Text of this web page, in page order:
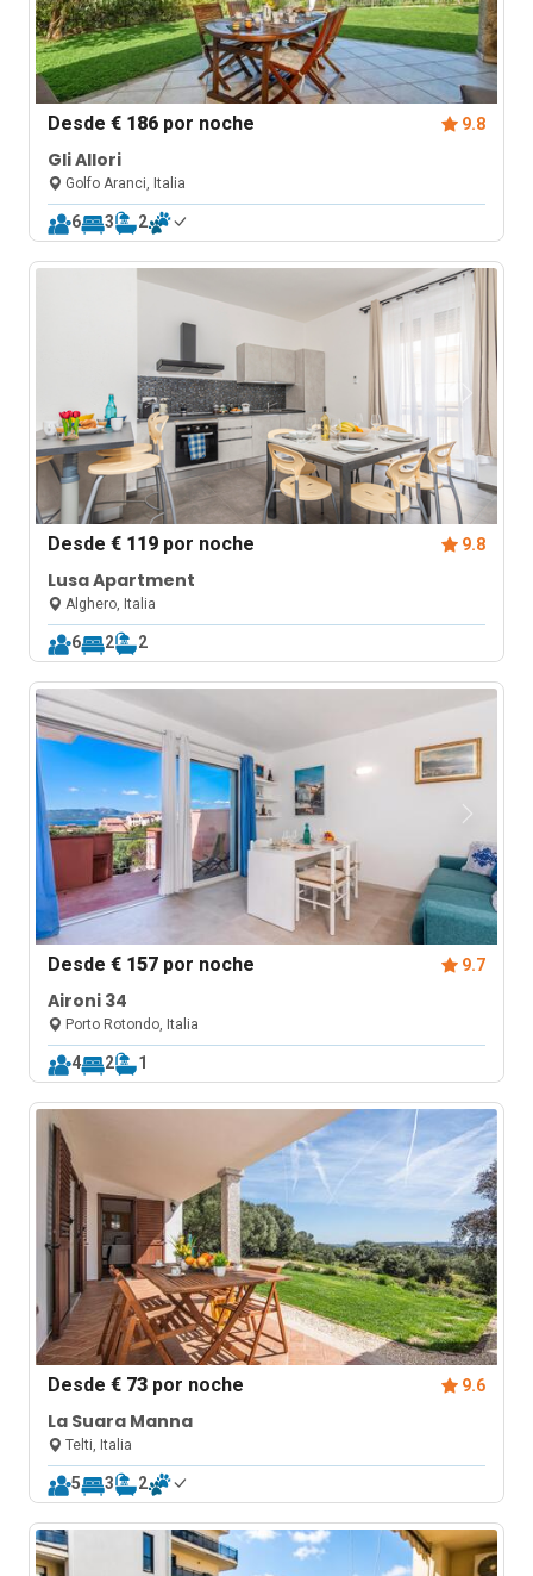
Desde€ 186 por noche 9.8
Gli Allori
Golfo Aranci, Italia
6 3 2
Desde€ 119 por noche 9.8
Lusa Apartment
Alghero, Italia
6 2 2
Desde€ 157 por noche 9.7
Aironi 34
Porto Rotondo, Italia
4 2 1
Desde€ 73 por noche 9.6
La Suara Manna
Telti, Italia
5 3 2